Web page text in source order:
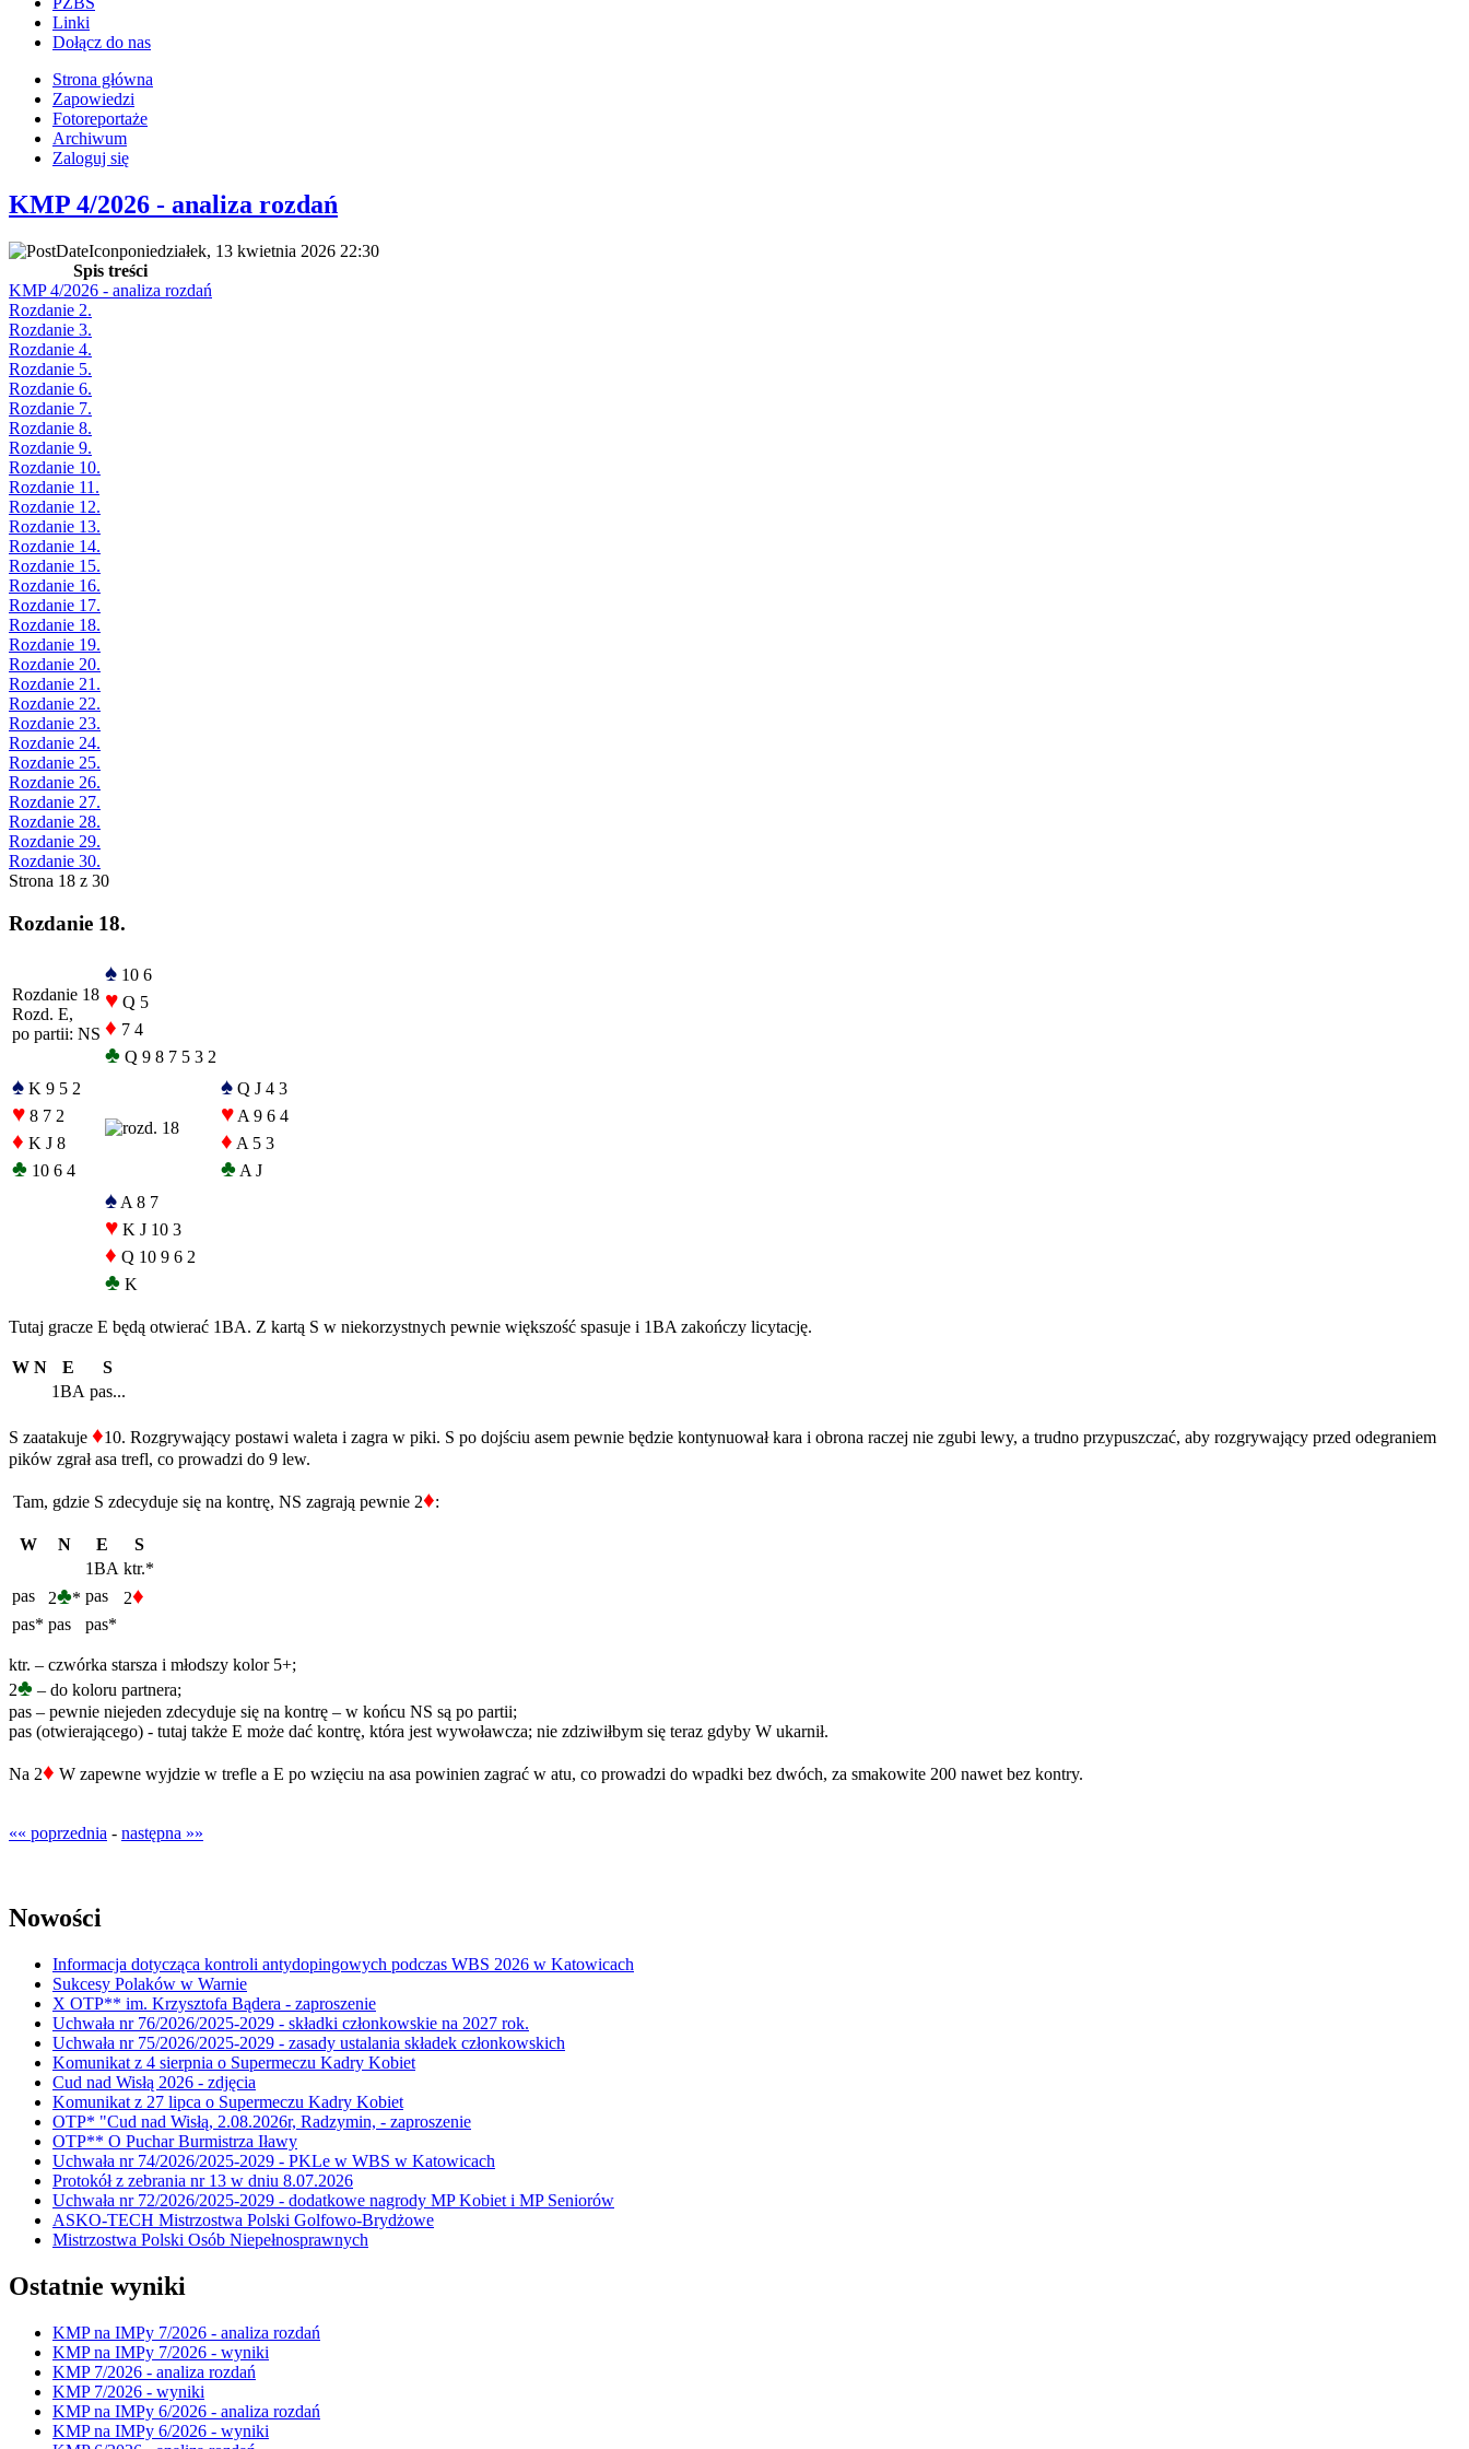
Linki
Dołącz do nas
Strona główna
Zapowiedzi
Fotoreportaże
Archiwum
Zaloguj się
KMP 4/2026 - analiza rozdań
poniedziałek, 13 kwietnia 2026 22:30
Spis treści
KMP 4/2026 - analiza rozdań
Rozdanie 2.
Rozdanie 3.
Rozdanie 4.
Rozdanie 5.
Rozdanie 6.
Rozdanie 7.
Rozdanie 8.
Rozdanie 9.
Rozdanie 10.
Rozdanie 11.
Rozdanie 12.
Rozdanie 13.
Rozdanie 14.
Rozdanie 15.
Rozdanie 16.
Rozdanie 17.
Rozdanie 18.
Rozdanie 19.
Rozdanie 20.
Rozdanie 21.
Rozdanie 22.
Rozdanie 23.
Rozdanie 24.
Rozdanie 25.
Rozdanie 26.
Rozdanie 27.
Rozdanie 28.
Rozdanie 29.
Rozdanie 30.
Strona 18 z 30
Rozdanie 18.
Rozdanie 18
Rozd. E,
po partii: NS
♠ 10 6
♥ Q 5
♦ 7 4
♣ Q 9 8 7 5 3 2
♠ K 9 5 2
♥ 8 7 2
♦ K J 8
♣ 10 6 4
♠ Q J 4 3
♥ A 9 6 4
♦ A 5 3
♣ A J
♠ A 8 7
♥ K J 10 3
♦ Q 10 9 6 2
♣ K
Tutaj gracze E będą otwierać 1BA. Z kartą S w niekorzystnych pewnie większość spasuje i 1BA zakończy licytację.
W N E
S
1BA pas...
S zaatakuje ♦10. Rozgrywający postawi waleta i zagra w piki. S po dojściu asem pewnie będzie kontynuował kara i obrona raczej nie zgubi lewy, a trudno przypuszczać, aby rozgrywający przed odegraniem
pików zgrał asa trefl, co prowadzi do 9 lew.
Tam, gdzie S zdecyduje się na kontrę, NS zagrają pewnie 2♦:
W N E
S
1BA ktr.*
pas
2♣* pas 2♦
pas* pas pas*
ktr. – czwórka starsza i młodszy kolor 5+;
2♣ – do koloru partnera;
pas – pewnie niejeden zdecyduje się na kontrę – w końcu NS są po partii;
pas (otwierającego) - tutaj także E może dać kontrę, która jest wywoławcza; nie zdziwiłbym się teraz gdyby W ukarnił.
Na 2♦ W zapewne wyjdzie w trefle a E po wzięciu na asa powinien zagrać w atu, co prowadzi do wpadki bez dwóch, za smakowite 200 nawet bez kontry.
«« poprzednia - następna »»
Nowości
Informacja dotycząca kontroli antydopingowych podczas WBS 2026 w Katowicach
Sukcesy Polaków w Warnie
X OTP** im. Krzysztofa Bądera - zaproszenie
Uchwała nr 76/2026/2025-2029 - składki członkowskie na 2027 rok.
Uchwała nr 75/2026/2025-2029 - zasady ustalania składek członkowskich
Komunikat z 4 sierpnia o Supermeczu Kadry Kobiet
Cud nad Wisłą 2026 - zdjęcia
Komunikat z 27 lipca o Supermeczu Kadry Kobiet
OTP* "Cud nad Wisłą, 2.08.2026r, Radzymin, - zaproszenie
OTP** O Puchar Burmistrza Iławy
Uchwała nr 74/2026/2025-2029 - PKLe w WBS w Katowicach
Protokół z zebrania nr 13 w dniu 8.07.2026
Uchwała nr 72/2026/2025-2029 - dodatkowe nagrody MP Kobiet i MP Seniorów
ASKO-TECH Mistrzostwa Polski Golfowo-Brydżowe
Mistrzostwa Polski Osób Niepełnosprawnych
Ostatnie wyniki
KMP na IMPy 7/2026 - analiza rozdań
KMP na IMPy 7/2026 - wyniki
KMP 7/2026 - analiza rozdań
KMP 7/2026 - wyniki
KMP na IMPy 6/2026 - analiza rozdań
KMP na IMPy 6/2026 - wyniki